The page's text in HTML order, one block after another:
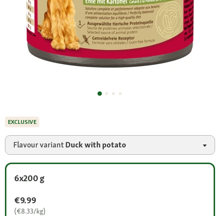
Flavour variantDuck with potato
6x200 g
€9.99
(€8.33/kg)
EXCLUSIVE